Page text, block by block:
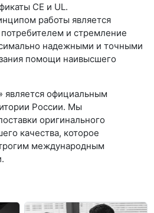
CE и UL.
работы является
и стремление
надежными и точными
помощи наивысшего
является официальным
России. Мы
оригинального
качества, которое
международным